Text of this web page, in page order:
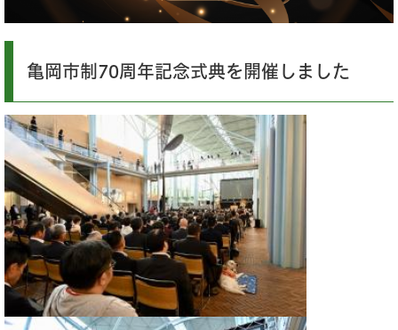
亀岡市制70周年記念式典を開催しました